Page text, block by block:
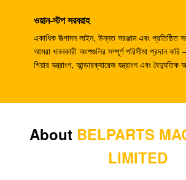
বেলপার্টস জেডএক্স 200 এইচপিভি0102 হাইড্রোলিক
9181608
খননকারী E304CR সুইং মোটর অ্যাসি E304
হ্রাস অ্যাসি
550 কেজি ইসি 460 হাইড্রোলিক কন্ট্রোল ভালভ
ওয়ান-স্টপ সরবরাহ
একাধিক উত্পাদন লাইন, উন্নত সরঞ্জাম এবং প্রতিষ্ঠিত
আমরা খননকারী অংশগুলির সম্পূর্ণ পরিসীমা প্রদান
গিয়ার যন্ত্রাংশ, আন্ডারক্যারেজ যন্ত্রাংশ এবং বৈদ্যুতিক
About BELPARTS
LIMITED